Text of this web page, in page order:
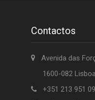
Contactos
Avenida das
1600-082 Lisboa
+351 213 951